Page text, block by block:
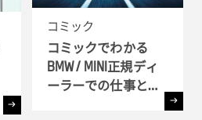
コミック
コミックでわかる
BMW / MINI正規ディ
ーラーでの仕事とキ